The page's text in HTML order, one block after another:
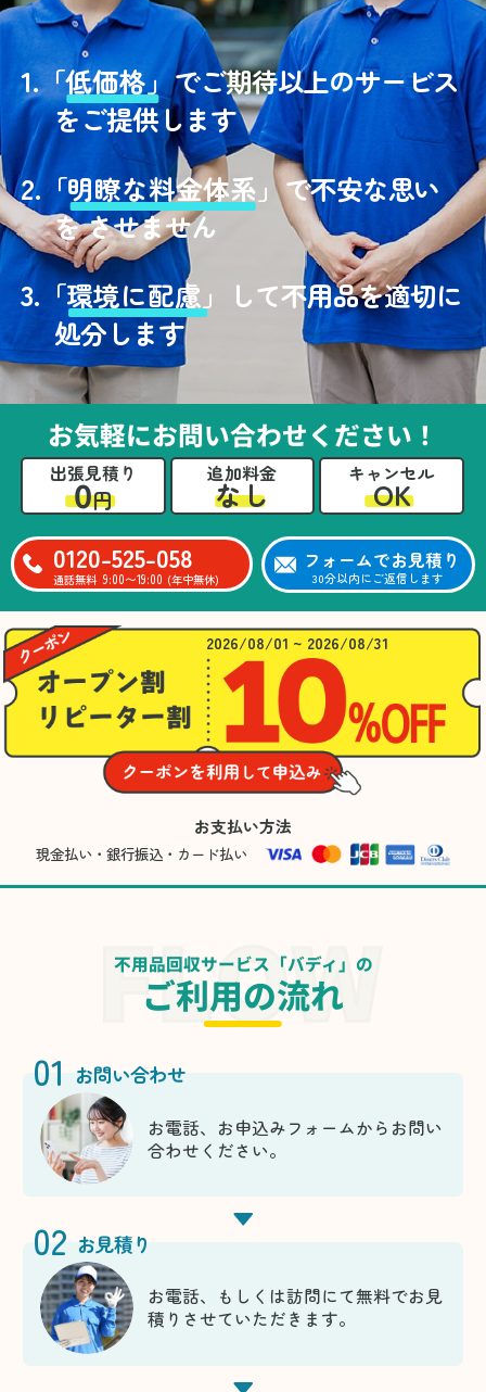
1.「低価格」でご期待以上のサービス
をご提供します
2.「明瞭な料金体系」で不安な思い
を させません
3. 「環境に配慮」
して不用品を適切に
処分します
お気軽にお問い合わせください！
出張見積り
0円
追加料金
なし
キャンセル
OK
0120-525-058
通話無料 9:00〜19:00 (年中無休)
フォームでお見積り
30分以内にご返信します
2026/08/01 ~ 2026/08/31
お支払い方法
現金払い・銀行振込・カード払い
不用品回収サービス「バディ」の
ご利用の流れ
01 お問い合わせ
お電話、お申込みフォームからお問い
合わせください。
02 お見積り
お電話、もしくは訪問にて無料でお見
積りさせていただきます。